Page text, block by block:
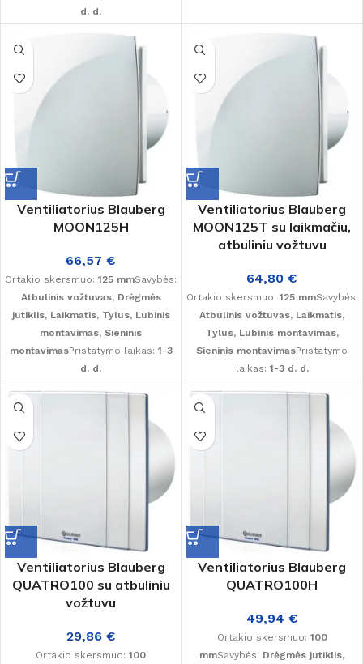
d. d.
Ventiliatorius Blauberg
MOON125H
66,57€
Ortakio skersmuo:125 mmSavybės:
Atbulinis vožtuvas, Drėgmės
jutiklis, Laikmatis, Tylus, Lubinis
montavimas, Sieninis
montavimasPristatymo laikas: 1-3
d. d.
Ventiliatorius Blauberg
MOON125T su laikmačiu,
atbuliniu vožtuvu
64,80€
Ortakio skersmuo: 125 mmSavybės:
Atbulinis vožtuvas, Laikmatis,
Tylus, Lubinis montavimas,
Sieninis montavimasPristatymo
laikas: 1-3 d. d.
Ventiliatorius Blauberg
QUATRO100 su atbuliniu
vožtuvu
29,86 €
Ortakio skersmuo:100
Ventiliatorius Blauberg
QUATRO100H
49,94 €
Ortakio skersmuo: 100
mmSavybės: Drėgmės jutiklis,